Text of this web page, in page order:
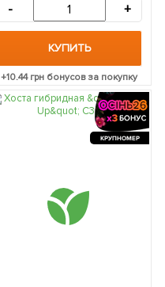
- +
КУПИТЬ
+10.44грн бонусов за покупку
КРУПНОМЕР